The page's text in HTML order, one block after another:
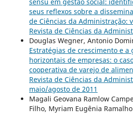
seus reflexos sobre a
de Ciências da Administração:
Revista de Ciências da
Douglas Wegner, Antonio
Estratégias de crescimento e a
horizontais de empresas: o
cooperativa de varejo de
Revista de Ciências da
maio/agosto de 2011
Magali Geovana Ramlow
Filho, Myriam Eugênia